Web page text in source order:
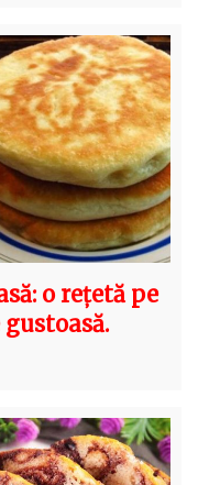
o rețetă pe